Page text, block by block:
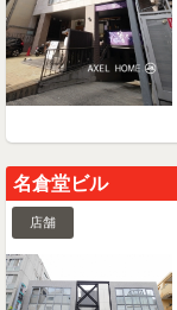
名倉堂ビル
店舗